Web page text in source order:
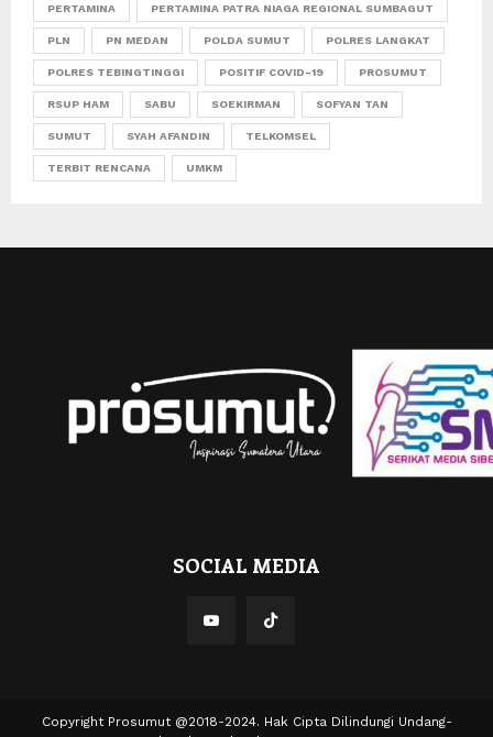
PERTAMINA PERTAMINA PATRA NIAGA REGIONAL SUMBAGUT
PLN PN MEDAN POLDA SUMUT POLRES LANGKAT
POLRES TEBINGTINGGI POSITIF COVID-19 PROSUMUT
RSUP HAM SABU SOEKIRMAN SOFYAN TAN
SUMUT SYAH AFANDIN TELKOMSEL
TERBIT RENCANA UMKM
SOCIAL MEDIA
Copyright Prosumut @2018-2024. Hak Cipta Dilindungi Undang-